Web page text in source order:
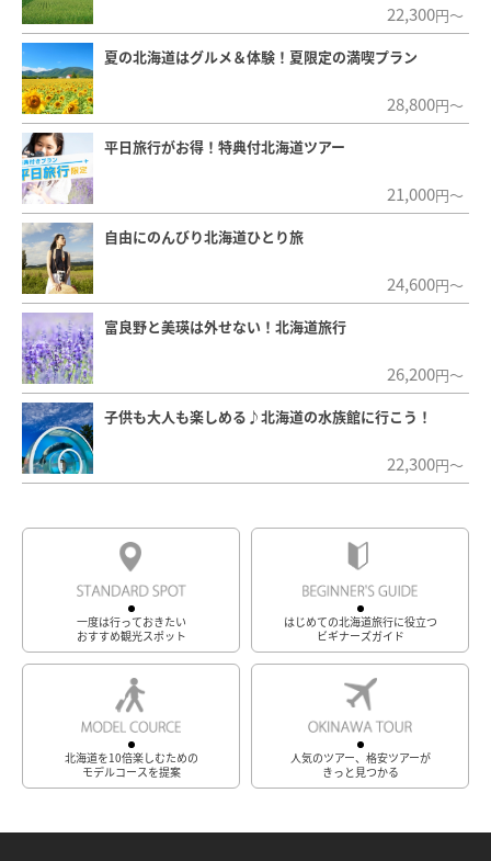
22,300円～
夏の北海道はグルメ＆体験！夏限定の満喫プラン
28,800円～
平日旅行がお得！特典付北海道ツアー
21,000円～
自由にのんびり北海道ひとり旅
24,600円～
富良野と美瑛は外せない！北海道旅行
26,200円～
子供も大人も楽しめる♪北海道の水族館に行こう！
22,300円～
一度は行っておきたい
おすすめ観光スポット
はじめての北海道旅行に役立つ
ビギナーズガイド
北海道を10倍楽しむための
モデルコースを提案
人気のツアー、格安ツアーが
きっと見つかる